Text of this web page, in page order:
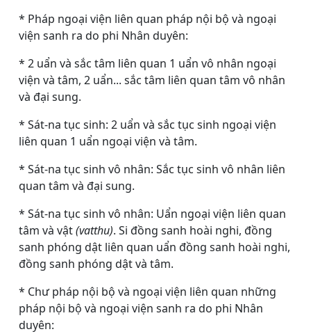
* Pháp ngoại viện liên quan pháp nội bộ và ngoại
viện sanh ra do phi Nhân duyên:
* 2 uẩn và sắc tâm liên quan 1 uẩn vô nhân ngoại
viện và tâm, 2 uẩn... sắc tâm liên quan tâm vô nhân
và đại sung.
* Sát-na tục sinh: 2 uẩn và sắc tục sinh ngoại viện
liên quan 1 uẩn ngoại viện và tâm.
* Sát-na tục sinh vô nhân: Sắc tục sinh vô nhân liên
quan tâm và đại sung.
* Sát-na tục sinh vô nhân: Uẩn ngoại viện liên quan
tâm và vật(vatthu). Si đồng sanh hoài nghi, đồng
sanh phóng dật liên quan uẩn đồng sanh hoài nghi,
đồng sanh phóng dật và tâm.
* Chư pháp nội bộ và ngoại viện liên quan những
pháp nội bộ và ngoại viện sanh ra do phi Nhân
duyên: